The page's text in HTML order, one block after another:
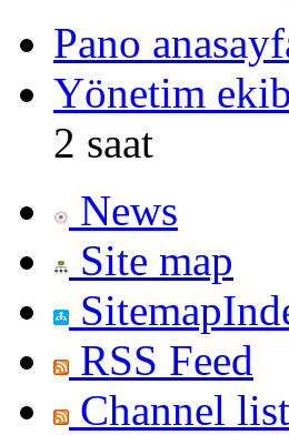
Pano
Yönetim
2 saat
News
Site map
RSS Feed
Channel list